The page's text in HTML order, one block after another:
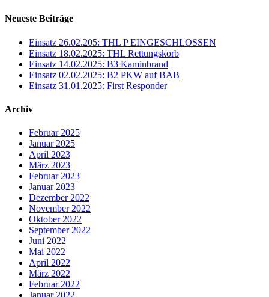
Neueste Beiträge
Einsatz 26.02.205: THL P EINGESCHLOSSEN
Einsatz 18.02.2025: THL Rettungskorb
Einsatz 14.02.2025: B3 Kaminbrand
Einsatz 02.02.2025: B2 PKW auf BAB
Einsatz 31.01.2025: First Responder
Archiv
Februar 2025
Januar 2025
April 2023
März 2023
Februar 2023
Januar 2023
Dezember 2022
November 2022
Oktober 2022
September 2022
Juni 2022
Mai 2022
April 2022
März 2022
Februar 2022